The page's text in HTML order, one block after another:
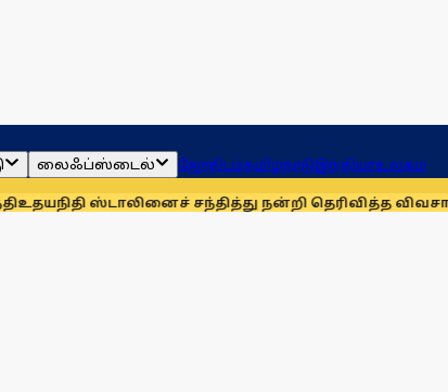
லைஃப்ஸ்டைல் ஜோதிடம்தமிழ்நாடுஇந்தியாஉலகம்
சந்தித்து நன்றி தெரிவித்த விவசாயிகள்!